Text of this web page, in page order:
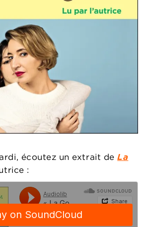
écoutez un extrait deLa
: